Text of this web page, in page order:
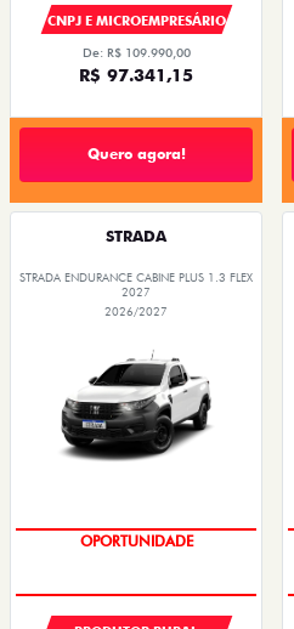
CNPJ E MICROEMPRESÁRIO
De: R$ 109.990,00
R$ 97.341,15
Quero agora!
STRADA
STRADA ENDURANCE CABINE PLUS 1.3 FLEX
2027
2026/2027
OPORTUNIDADE